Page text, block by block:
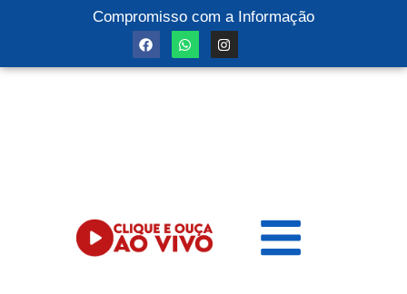
Compromisso com a Informação